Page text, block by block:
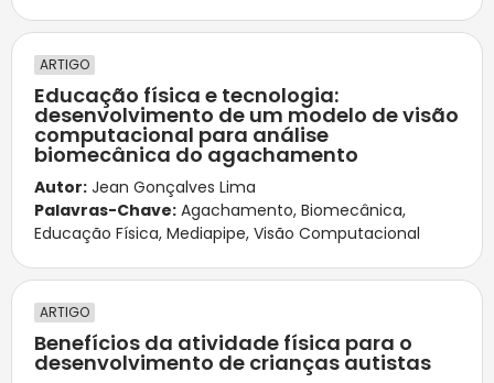
ARTIGO
Educação física e tecnologia:
desenvolvimento de um modelo de visão
computacional para análise
biomecânica do agachamento
Autor: Jean Gonçalves Lima
Palavras-Chave: Agachamento, Biomecânica,
Educação Física, Mediapipe, Visão Computacional
ARTIGO
Benefícios da atividade física para o
desenvolvimento de crianças autistas